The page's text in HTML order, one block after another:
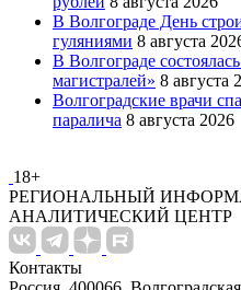
В Волгограде День
гуляниями 8 августа
В Волгограде
магистралей» 8 августа
Волгоградские врачи
паралича 8 августа 2026
18+
РЕГИОНАЛЬНЫЙ
АНАЛИТИЧЕСКИЙ ЦЕНТР
Контакты